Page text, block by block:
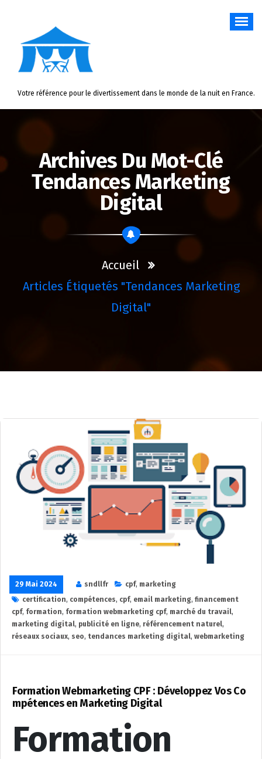
Votre référence pour le divertissement dans le monde de la nuit en France.
Archives Du Mot-Clé
Tendances Marketing
Digital
Accueil
Articles Étiquetés "tendances Marketing
Digital"
29 Mai 2024 sndllfr cpf, marketing
certification, compétences, cpf, email marketing, financement
cpf, formation, formation webmarketing cpf, marché du travail,
marketing digital, publicité en ligne, référencement naturel,
réseaux sociaux, seo, tendances marketing digital, webmarketing
Formation Webmarketing CPF : Développez Vos Co
mpétences en Marketing Digital
Formation